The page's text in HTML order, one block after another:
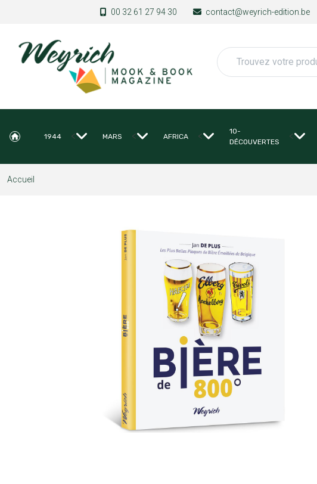
Aller au contenu principal 00 32 61 27 94 30 contact@weyrich-edition.be
Rechercher
1944 < MARS < AFRICA <
10-
DÉCOUVERTES
<
Accueil